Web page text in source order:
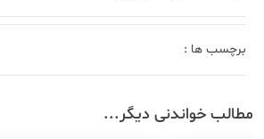
برچسب ها :
مطالب خواندنی دیگر...